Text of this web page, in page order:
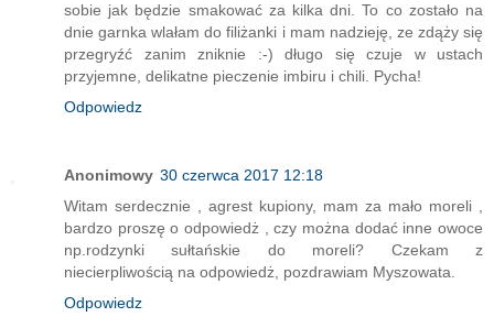
sobie jak będzie smakować za kilka dni. To co zostało na
dnie garnka wlałam do filiżanki i mam nadzieję, ze zdąży się
przegryźć zanim zniknie :-) długo się czuje w ustach
przyjemne, delikatne pieczenie imbiru i chili. Pycha!
Odpowiedz
Anonimowy 30 czerwca 2017 12:18
Witam serdecznie , agrest kupiony, mam za mało moreli ,
bardzo proszę o odpowiedż , czy można dodać inne owoce
np.rodzynki sułtańskie do moreli? Czekam z
niecierpliwością na odpowiedż, pozdrawiam Myszowata.
Odpowiedz